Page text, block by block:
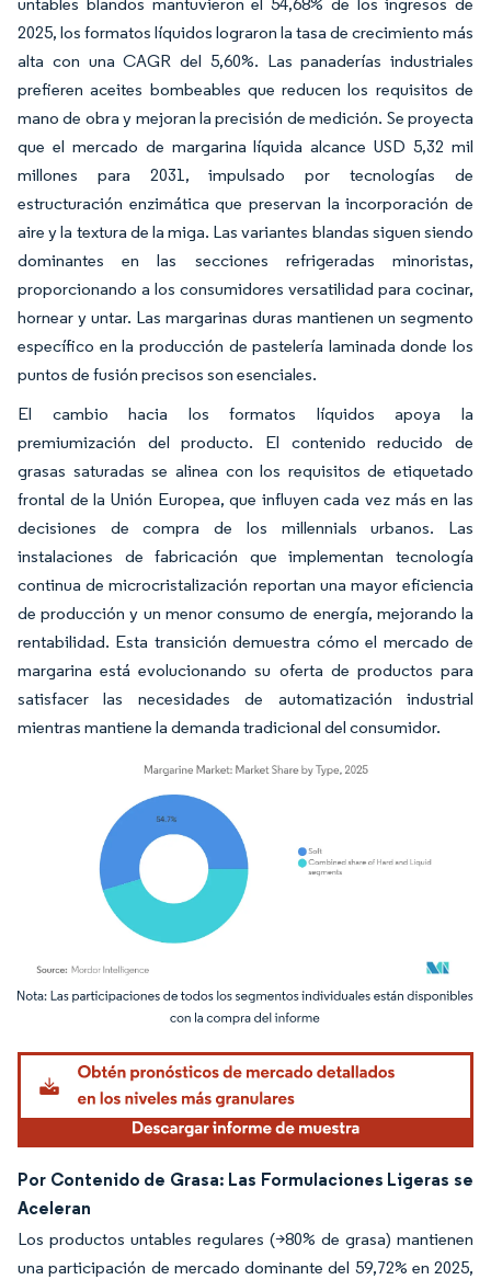
2025, los formatos líquidos lograron la tasa de crecimiento más
alta con una CAGR del 5,60%. Las panaderías industriales
prefieren aceites bombeables que reducen los requisitos de
mano de obra y mejoran la precisión de medición. Se proyecta
que el mercado de margarina líquida alcance USD 5,32 mil
millones para 2031, impulsado por tecnologías de
estructuración enzimática que preservan la incorporación de
aire y la textura de la miga. Las variantes blandas siguen siendo
dominantes en las secciones refrigeradas minoristas,
proporcionando a los consumidores versatilidad para cocinar,
hornear y untar. Las margarinas duras mantienen un segmento
específico en la producción de pastelería laminada donde los
puntos de fusión precisos son esenciales.
El cambio hacia los formatos líquidos apoya la
premiumización del producto. El contenido reducido de
grasas saturadas se alinea con los requisitos de etiquetado
frontal de la Unión Europea, que influyen cada vez más en las
decisiones de compra de los millennials urbanos. Las
instalaciones de fabricación que implementan tecnología
continua de microcristalización reportan una mayor eficiencia
de producción y un menor consumo de energía, mejorando la
rentabilidad. Esta transición demuestra cómo el mercado de
margarina está evolucionando su oferta de productos para
satisfacer las necesidades de automatización industrial
mientras mantiene la demanda tradicional del consumidor.
Imagen © Mordor Intelligence. El uso requiere atribución según CC BY 4.0.
Por Contenido de Grasa: Las Formulaciones Ligeras se
Aceleran
Los productos untables regulares (>80% de grasa) mantienen
una participación de mercado dominante del 59,72% en 2025,